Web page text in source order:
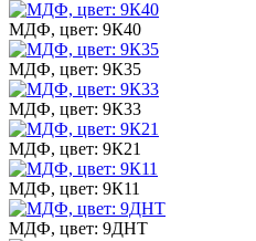
МДФ, цвет: 9К40
МДФ, цвет: 9К35
МДФ, цвет: 9К33
МДФ, цвет: 9К21
МДФ, цвет: 9К11
МДФ, цвет: 9ДНТ